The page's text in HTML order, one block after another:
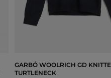
GARBÓ WOOLRICH GD
TURTLENECK